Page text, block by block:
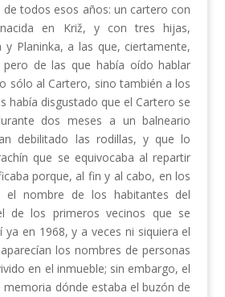
todos esos años: un cartero con
en Križ, y con tres hijas,
y Planinka, a las que, ciertamente,
de las que había oído hablar
sólo al Cartero, sino también a los
había disgustado que el Cartero se
dos meses a un balneario
debilitado las rodillas, y que lo
que se equivocaba al repartir
porque, al fin y al cabo, en los
el nombre de los habitantes del
de los primeros vecinos que se
ya en 1968, y a veces ni siquiera el
los nombres de personas
en el inmueble; sin embargo, el
memoria dónde estaba el buzón de